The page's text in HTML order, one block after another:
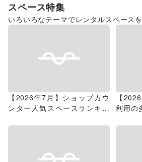
スペース特集
いろいろなテーマでレンタルスペース
【2026年7月】ショップカウ
ンター人気スペースランキン
【
利用の